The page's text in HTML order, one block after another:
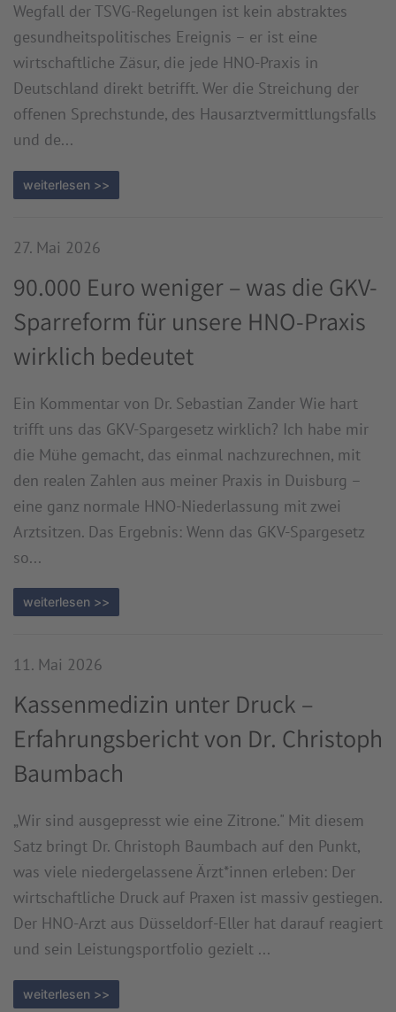
Wegfall der TSVG-Regelungen ist kein abstraktes
gesundheitspolitisches Ereignis – er ist eine
wirtschaftliche Zäsur, die jede HNO-Praxis in
Deutschland direkt betrifft. Wer die Streichung der
offenen Sprechstunde, des Hausarztvermittlungsfalls
und de...
weiterlesen >>
27. Mai 2026
90.000 Euro weniger – was die GKV-
Sparreform für unsere HNO-Praxis
wirklich bedeutet
Ein Kommentar von Dr. Sebastian Zander Wie hart
trifft uns das GKV-Spargesetz wirklich? Ich habe mir
die Mühe gemacht, das einmal nachzurechnen, mit
den realen Zahlen aus meiner Praxis in Duisburg –
eine ganz normale HNO-Niederlassung mit zwei
Arztsitzen. Das Ergebnis: Wenn das GKV-Spargesetz
so...
weiterlesen >>
11. Mai 2026
Kassenmedizin unter Druck –
Erfahrungsbericht von Dr. Christoph
Baumbach
„Wir sind ausgepresst wie eine Zitrone." Mit diesem
Satz bringt Dr. Christoph Baumbach auf den Punkt,
was viele niedergelassene Ärzt*innen erleben: Der
wirtschaftliche Druck auf Praxen ist massiv gestiegen.
Der HNO-Arzt aus Düsseldorf-Eller hat darauf reagiert
und sein Leistungsportfolio gezielt ...
weiterlesen >>